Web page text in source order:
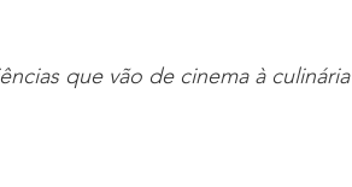
que vão de cinema à culinária